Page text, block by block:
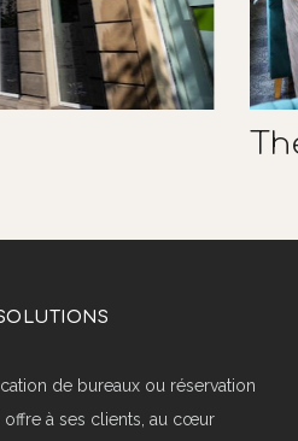
de bureaux ou réservation
à ses clients, au cœur